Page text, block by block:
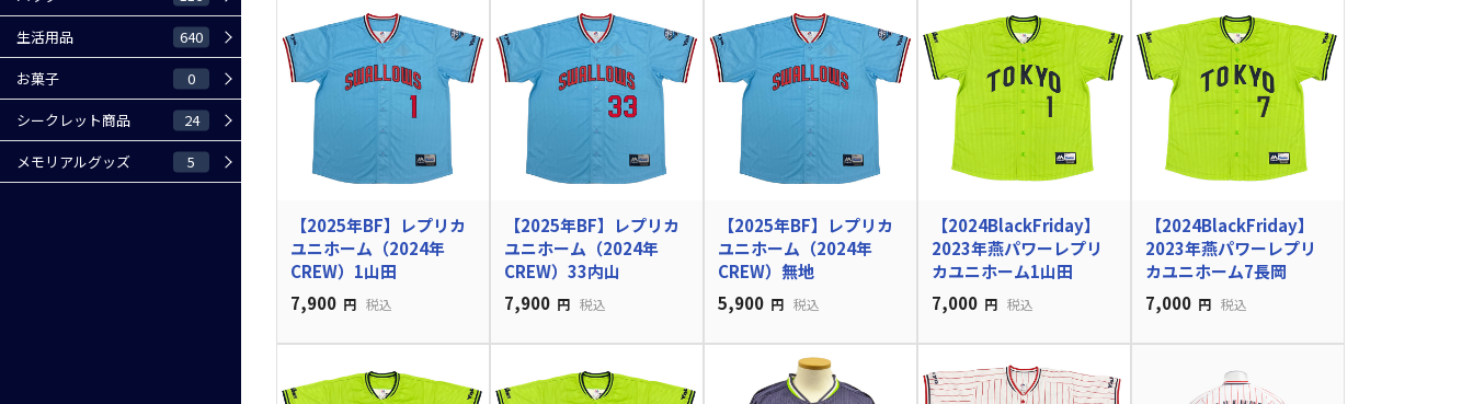
生活用品 640
お菓子 0
シークレット商品 24
メモリアルグッズ 5
【2025年BF】レプリカ
ユニホーム（2024年
CREW）1山田
7,900 円 税込
【2025年BF】レプリカ
ユニホーム（2024年
CREW）33内山
7,900 円 税込
【2025年BF】レプリカ
ユニホーム（2024年
CREW）無地
5,900 円 税込
【2024BlackFriday】
2023年燕パワーレプリ
カユニホーム1山田
7,000 円 税込
【2024BlackFriday】
2023年燕パワーレプリ
カユニホーム7長岡
7,000 円 税込